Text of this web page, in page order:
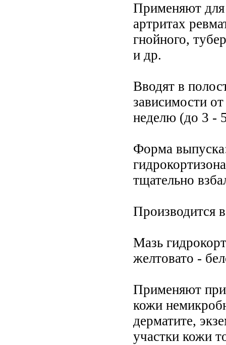
Применяют для
артритах
гнойного,
и др.
Вводят в
зависимости
неделю (до 3 -
Форма
тщательно
Производится
Мазь
желтовато -
Применяют при
кожи
дерматите,
участки кожи